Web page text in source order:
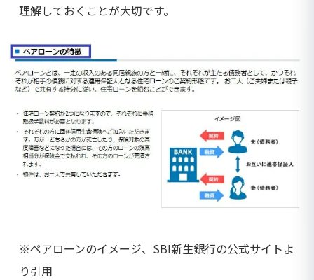
理解しておくことが大切です。
※ペアローンのイメージ、SBI新生銀行の公式サイトよ
り引用